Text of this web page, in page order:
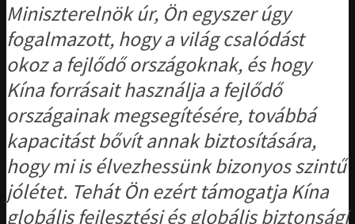
Miniszterelnök úr, Ön egyszer úgy
fogalmazott, hogy a világ csalódást
okoz a fejlődő országoknak, és hogy
Kína forrásait használja a fejlődő
országainak megsegítésére, továbbá
kapacitást bővít annak biztosítására,
hogy mi is élvezhessünk bizonyos szintű
jólétet. Tehát Ön ezért támogatja Kína
globális fejlesztési és globális biztonsági